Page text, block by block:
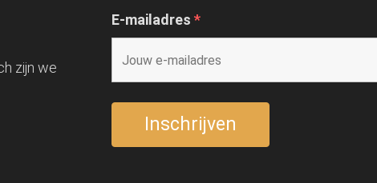
zijn we
E-mailadres *